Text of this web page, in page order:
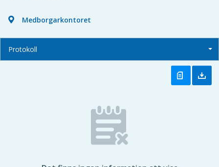
Medborgarkontoret
Protokoll